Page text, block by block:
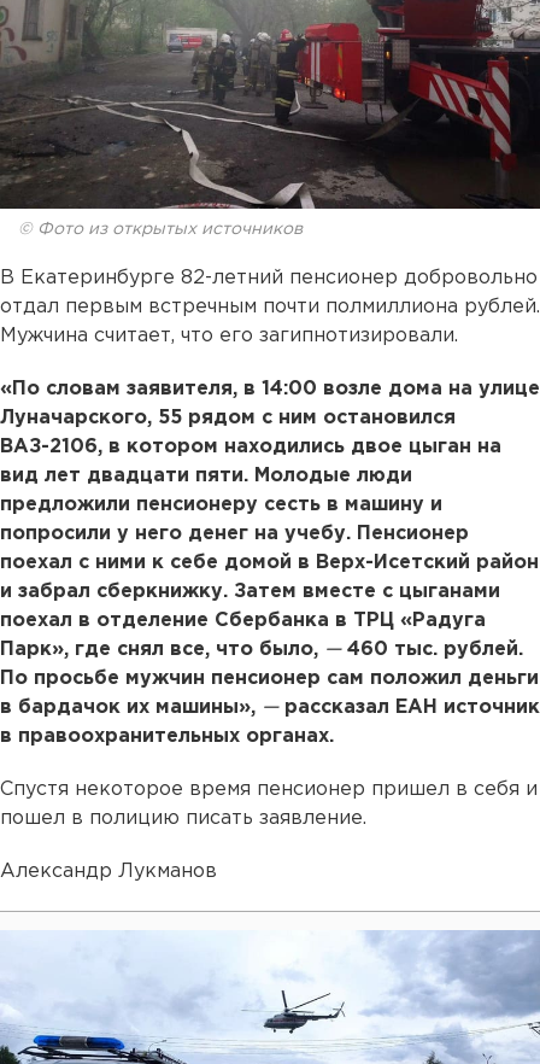
© Фото из открытых источников
В Екатеринбурге 82-летний пенсионер добровольно
отдал первым встречным почти полмиллиона рублей.
Мужчина считает, что его загипнотизировали.
«По словам заявителя, в 14:00 возле дома на улице
Луначарского, 55 рядом с ним остановился
ВАЗ-2106, в котором находились двое цыган на
вид лет двадцати пяти. Молодые люди
предложили пенсионеру сесть в машину и
попросили у него денег на учебу. Пенсионер
поехал с ними к себе домой в Верх-Исетский район
и забрал сберкнижку. Затем вместе с цыганами
поехал в отделение Сбербанка в ТРЦ «Радуга
Парк», где снял все, что было, —460 тыс. рублей.
По просьбе мужчин пенсионер сам положил деньги
в бардачок их машины», —рассказал ЕАН источник
в правоохранительных органах.
Спустя некоторое время пенсионер пришел в себя и
пошел в полицию писать заявление.
Александр Лукманов